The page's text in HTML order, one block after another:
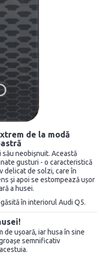
de la modă
neobișnuit. Această
gusturi - o caracteristică
delicat de solzi, care în
și apoi se estompează ușor
a husei.
în interiorul Audi Q5.
ușoară, iar husa în sine
semnificativ